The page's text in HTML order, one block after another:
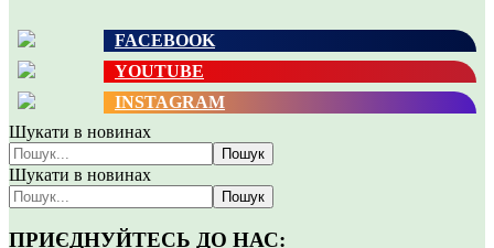
FACEBOOK
YOUTUBE
INSTAGRAM
Шукати в новинах
Пошук
Шукати в новинах
Пошук
ПРИЄДНУЙТЕСЬ ДО НАС: